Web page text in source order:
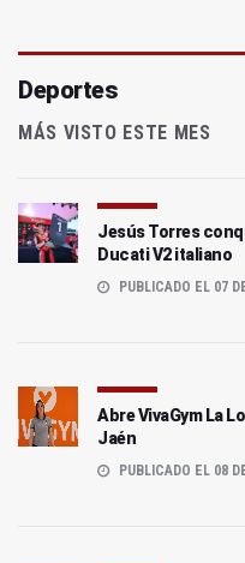
Deportes
MÁS VISTO ESTE MES
Jesús Torres
Ducati V2 italiano
PUBLICADO EL 07
Abre VivaGym La
Jaén
PUBLICADO EL 08